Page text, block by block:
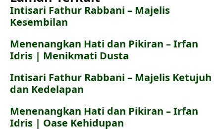
Intisari Fathur Rabbani – Majelis
Kesembilan
Menenangkan Hati dan Pikiran – Irfan
Idris | Menikmati Dusta
Intisari Fathur Rabbani – Majelis Ketujuh
dan Kedelapan
Menenangkan Hati dan Pikiran – Irfan
Idris | Oase Kehidupan